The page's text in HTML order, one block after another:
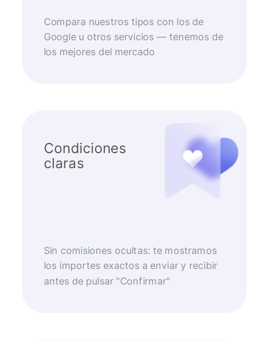
Compara nuestros tipos con los de
Google u otros servicios — tenemos de
los mejores del mercado
Condiciones
claras
Sin comisiones ocultas: te mostramos
los importes exactos a enviar y recibir
antes de pulsar "Confirmar"